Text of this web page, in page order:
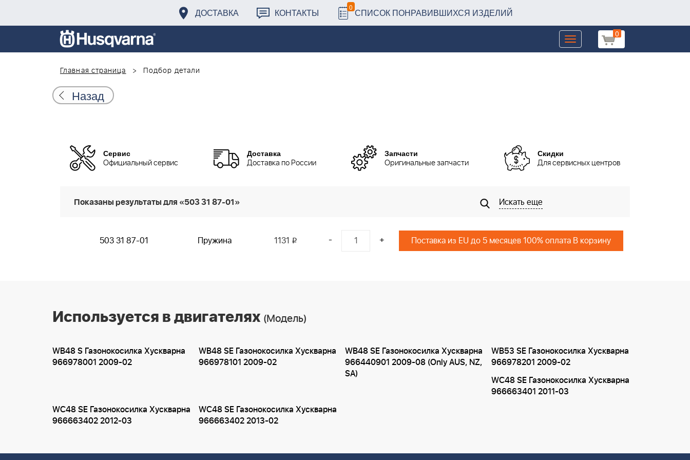
ДОСТАВКА КОНТАКТЫ 0 СПИСОК ПОНРАВИВШИХСЯ ИЗДЕЛИЙ
0
Toggle
navigation
Главная страница
Подбор детали
Назад
Сервис
Официальный сервис
Доставка
Доставка по России
Запчасти
Оригинальные запчасти
Скидки
Для сервисных центров
Показаны результаты для «503 31 87-01» Искать еще
503 31 87-01 Пружина 1131 i - + Поставка из EU до 5 месяцев 100% оплата В корзину
Используется в двигателях (Модель)
WB48 S Газонокосилка Хускварна
966978001 2009-02
WB48 SE Газонокосилка Хускварна
966978101 2009-02
WB48 SE Газонокосилка Хускварна
966440901 2009-08 (Only AUS, NZ,
SA)
WB53 SE Газонокосилка Хускварна
966978201 2009-02
WC48 SE Газонокосилка Хускварна
966663401 2011-03
WC48 SE Газонокосилка Хускварна
966663402 2012-03
WC48 SE Газонокосилка Хускварна
966663402 2013-02